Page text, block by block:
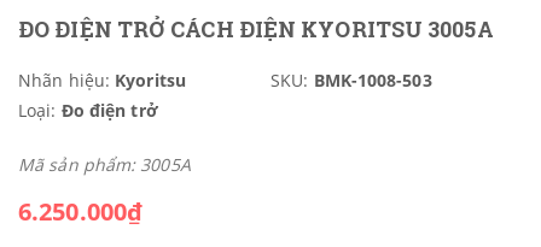
ĐO ĐIỆN TRỞ CÁCH ĐIỆN KYORITSU 3005A
Nhãn hiệu: Kyoritsu SKU: BMK-1008-503
Loại: Đo điện trở
Mã sản phẩm: 3005A
6.250.000₫